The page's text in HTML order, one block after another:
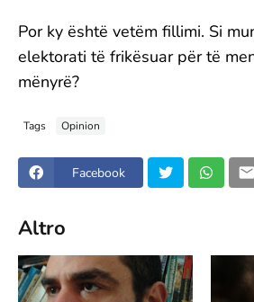
Por ky është vetëm fillimi. Si
elektorati të frikësuar për të
mënyrë?
Tags Opinion
Facebook
Altro